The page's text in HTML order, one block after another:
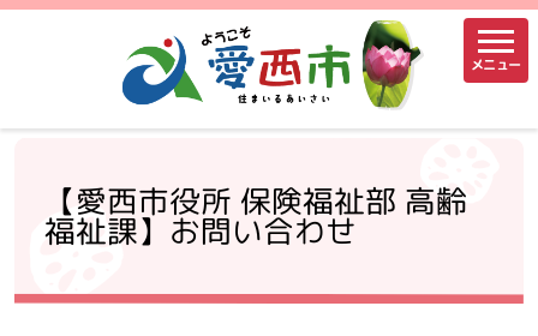
メニュー
【愛西市役所 保険福祉部 高齢
福祉課】お問い合わせ